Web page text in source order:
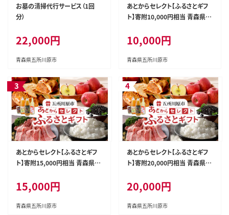
お墓の清掃代行サービス（1回
分）
22,000円
青森県五所川原市
あとからセレクト【ふるさとギフ
ト】寄附10,000円相当 青森県五
10,000円
青森県五所川原市
あとからセレクト【ふるさとギフ
ト】寄附15,000円相当 青森県五
15,000円
青森県五所川原市
あとからセレクト【ふるさとギフ
ト】寄附20,000円相当 青森県五
20,000円
青森県五所川原市